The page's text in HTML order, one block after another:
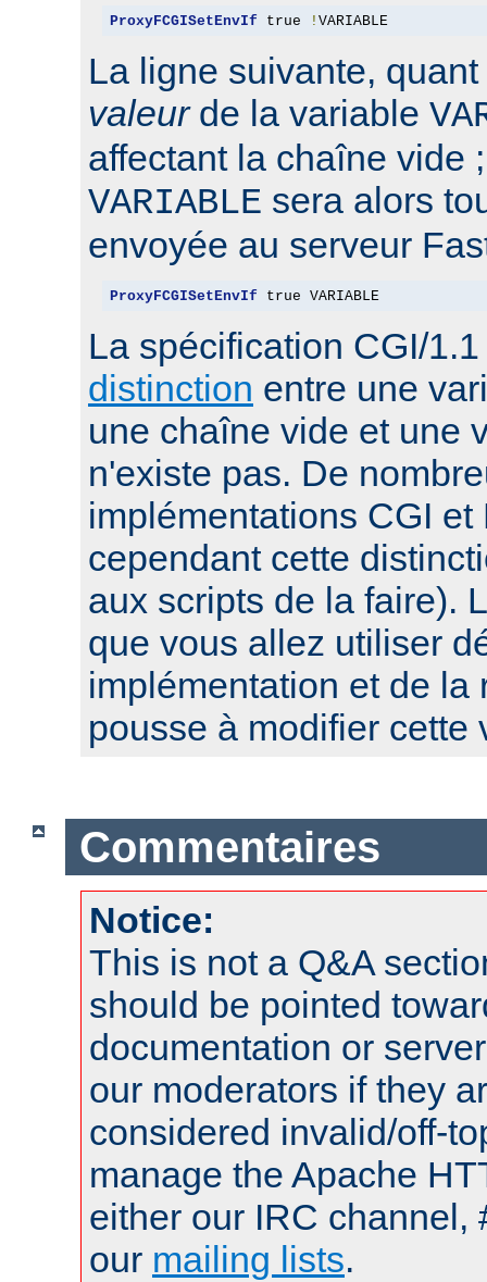
ProxyFCGISetEnvIf true ! VARIABLE
La ligne suivante,
valeurde la variable
affectant la chaîne vide
VARIABLE sera alors
envoyée au serveur
ProxyFCGISetEnvIf true VARIABLE
La spécification CGI/
distinction entre une
une chaîne vide et une
n'existe pas. De
implémentations CGI et
cependant cette
aux scripts de la faire).
que vous allez utiliser
implémentation et de la
pousse à modifier cette
Commentaires
Notice:
This is not a Q&A
should be pointed
documentation or
our moderators if they
considered invalid/off-
manage the Apache
either our IRC channel,
our mailing lists.